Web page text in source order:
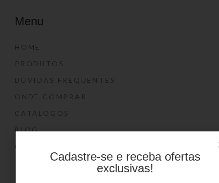
Menu
HOME
PRODUTOS
DÚVIDAS FREQUENTES
ONDE COMPRAR
CATÁLOGOS
BLOG
Cadastre-se e receba ofertas
exclusivas!